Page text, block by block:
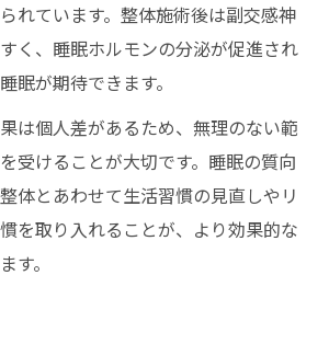
れています。整体施術後は副交感神
く、睡眠ホルモンの分泌が促進され
眠が期待できます。
は個人差があるため、無理のない範
受けることが大切です。睡眠の質向
体とあわせて生活習慣の見直しやリ
を取り入れることが、より効果的な
す。